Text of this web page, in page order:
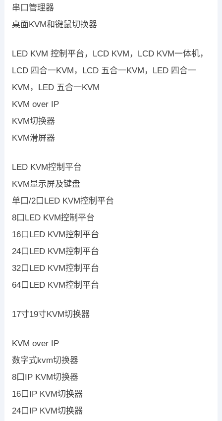
串口管理器
桌面KVM和键鼠切换器
LED KVM 控制平台，LCD KVM，LCD KVM一体机，
LCD 四合一KVM，LCD 五合一KVM，LED 四合一
KVM，LED 五合一KVM
KVM over IP
KVM切换器
KVM滑屏器
LED KVM控制平台
KVM显示屏及键盘
单口/2口LED KVM控制平台
8口LED KVM控制平台
16口LED KVM控制平台
24口LED KVM控制平台
32口LED KVM控制平台
64口LED KVM控制平台
17寸19寸KVM切换器
KVM over IP
数字式kvm切换器
8口IP KVM切换器
16口IP KVM切换器
24口IP KVM切换器